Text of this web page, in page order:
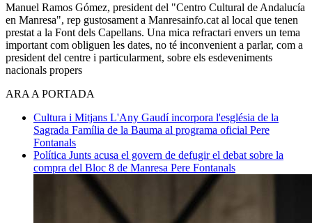
Manuel Ramos Gómez, president del "Centro Cultural de Andalucía
en Manresa", rep gustosament a Manresainfo.cat al local que tenen
prestat a la Font dels Capellans. Una mica refractari envers un tema
important com obliguen les dates, no té inconvenient a parlar, com a
president del centre i particularment, sobre els esdeveniments
nacionals propers
ARA A PORTADA
Cultura i Mitjans L'Any Gaudí incorpora l'església de la
Sagrada Família de la Bauma al programa oficial Pere
Fontanals
Política Junts acusa el govern de defugir el debat sobre la
compra del Bloc 8 de Manresa Pere Fontanals